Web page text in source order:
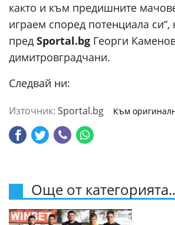
както и към предишните
играем според потенциала си“,
пред Sportal.bg Георги
димитровградчани.
Следвай ни:
Източник: Sportal.bg Към
Още от